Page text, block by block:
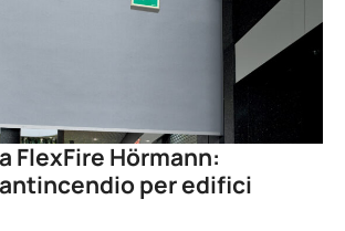
FlexFire Hörmann:
per edifici